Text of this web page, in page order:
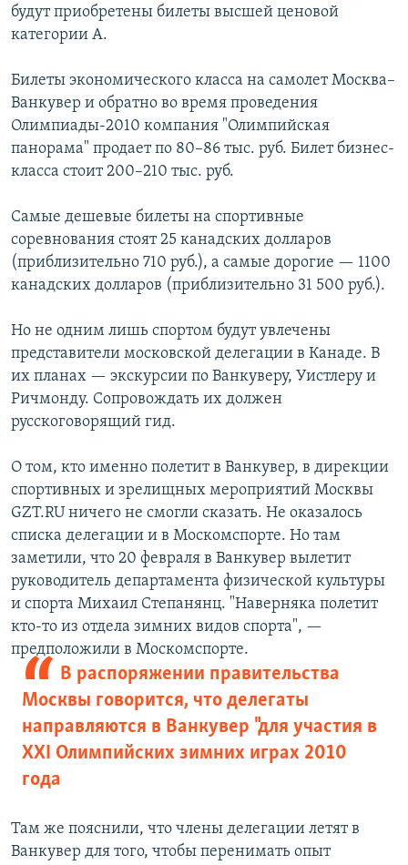
будут приобретены билеты высшей ценовой
категории А.
Билеты экономического класса на самолет Москва–
Ванкувер и обратно во время проведения
Олимпиады-2010 компания "Олимпийская
панорама" продает по 80–86 тыс. руб. Билет бизнес-
класса стоит 200–210 тыс. руб.
Самые дешевые билеты на спортивные
соревнования стоят 25 канадских долларов
(приблизительно 710 руб.), а самые дорогие — 1100
канадских долларов (приблизительно 31 500 руб.).
Но не одним лишь спортом будут увлечены
представители московской делегации в Канаде. В
их планах — экскурсии по Ванкуверу, Уистлеру и
Ричмонду. Сопровождать их должен
русскоговорящий гид.
О том, кто именно полетит в Ванкувер, в дирекции
спортивных и зрелищных мероприятий Москвы
GZT.RU ничего не смогли сказать. Не оказалось
списка делегации и в Москомспорте. Но там
заметили, что 20 февраля в Ванкувер вылетит
руководитель департамента физической культуры
и спорта Михаил Степанянц. "Наверняка полетит
кто-то из отдела зимних видов спорта", —
предположили в Москомспорте.
В распоряжении правительства
Москвы говорится, что делегаты
направляются в Ванкувер "для участия в
XXI Олимпийских зимних играх 2010
года
Там же пояснили, что члены делегации летят в
Ванкувер для того, чтобы перенимать опыт